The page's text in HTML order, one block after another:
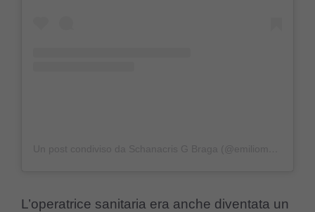
L’operatrice sanitaria era anche diventata un